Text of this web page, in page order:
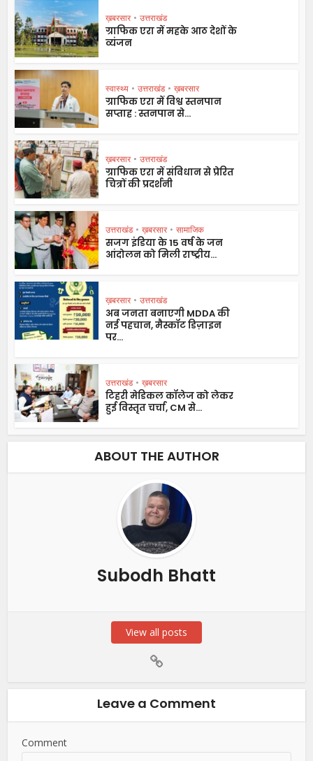
ख़बरसार • उत्तराखंड
ग्राफिक एरा में महके आठ देशों के
व्यंजन
स्वास्थ्य • उत्तराखंड • ख़बरसार
ग्राफिक एरा में विश्व स्तनपान
सप्ताह : स्तनपान से...
ख़बरसार • उत्तराखंड
ग्राफिक एरा में संविधान से प्रेरित
चित्रों की प्रदर्शनी
उत्तराखंड • ख़बरसार • सामाजिक
सजग इंडिया के 15 वर्ष के जन
आंदोलन को मिली राष्ट्रीय...
ख़बरसार • उत्तराखंड
अब जनता बनाएगी MDDA की
नई पहचान, मैस्कॉट डिज़ाइन
पर...
उत्तराखंड • ख़बरसार
टिहरी मेडिकल कॉलेज को लेकर
हुई विस्तृत चर्चा, CM से...
ABOUT THE AUTHOR
Subodh Bhatt
View all posts
Leave a Comment
Comment